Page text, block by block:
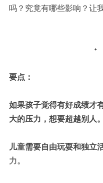
吗？究竟有哪些影响？让
要点：
如果孩子觉得有好成绩才
大的压力，想要超越别人。
儿童需要自由玩耍和独立
力。